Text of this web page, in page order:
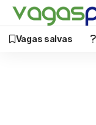
Vagas salvas